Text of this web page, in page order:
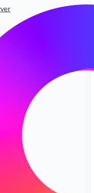
para dab Nexus On-